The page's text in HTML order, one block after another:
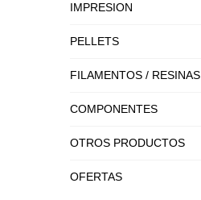
IMPRESION
PELLETS
FILAMENTOS / RESINAS
COMPONENTES
OTROS PRODUCTOS
OFERTAS